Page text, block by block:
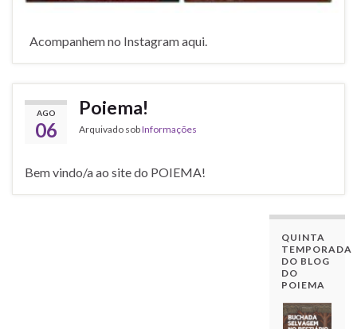
Acompanhem no Instagram aqui.
AGO
06
Poiema!
Arquivado sobInformações
Bem vindo/a ao site do POIEMA!
QUINTA
TEMPORADA
DO BLOG
DO
POIEMA